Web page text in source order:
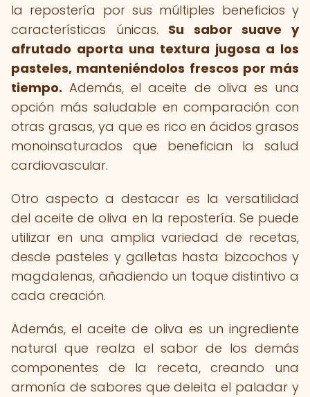
la repostería por sus múltiples beneficios y
características únicas. Su sabor suave y
afrutado aporta una textura jugosa a los
pasteles, manteniéndolos frescos por más
tiempo. Además, el aceite de oliva es una
opción más saludable en comparación con
otras grasas, ya que es rico en ácidos grasos
monoinsaturados que benefician la salud
cardiovascular.
Otro aspecto a destacar es la versatilidad
del aceite de oliva en la repostería. Se puede
utilizar en una amplia variedad de recetas,
desde pasteles y galletas hasta bizcochos y
magdalenas, añadiendo un toque distintivo a
cada creación.
Además, el aceite de oliva es un ingrediente
natural que realza el sabor de los demás
componentes de la receta, creando una
armonía de sabores que deleita el paladar y